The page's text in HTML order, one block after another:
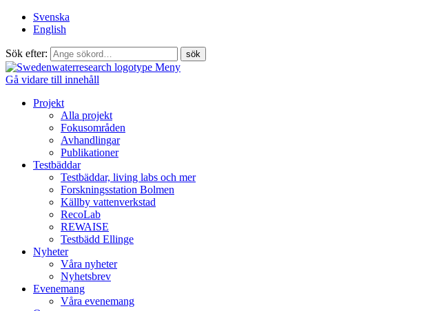
Svenska
English
Sök efter:
Meny
Gå vidare till innehåll
Projekt
Alla projekt
Fokusområden
Avhandlingar
Publikationer
Testbäddar
Testbäddar, living labs och mer
Forskningsstation Bolmen
Källby vattenverkstad
RecoLab
REWAISE
Testbädd Ellinge
Nyheter
Våra nyheter
Nyhetsbrev
Evenemang
Våra evenemang